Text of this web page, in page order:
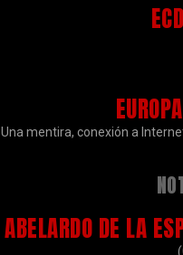
Una mentira, conexión a
ABELARDO DE LA